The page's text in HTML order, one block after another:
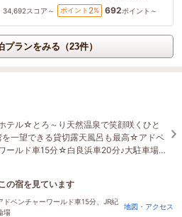
34,692スコア～ ポイント 2% 692ポイント～
プランをみる（23件）
テル☆とろ～り天然温泉で笑顔咲くひと
を一望できる貸切露天風呂も最高☆アドベ
ールド車15分☆白良浜車20分♪大駐車場
遺産熊野古道に便利♪癒される上質な寝心
の宿を見ています
に予約されました
ベンチャーワールド車15分、JR紀
場
地図・アクセス